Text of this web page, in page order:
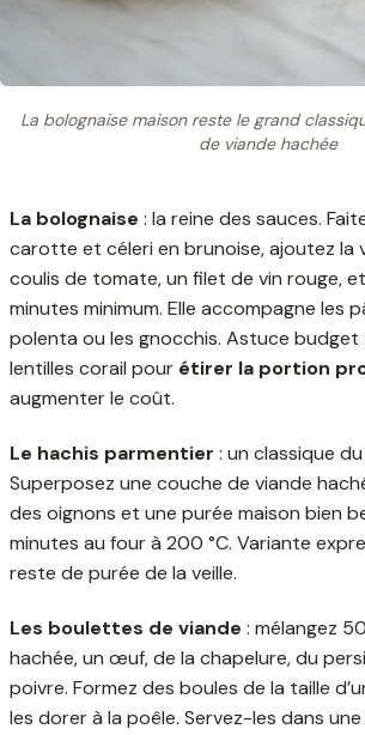
La bolognaise maison reste le grand
de viande hachée
La bolognaise : la reine des sauces.
carotte et céleri en brunoise, ajoutez la
coulis de tomate, un filet de vin rouge,
minutes minimum. Elle accompagne les
polenta ou les gnocchis. Astuce budget
lentilles corail pour étirer la portion
augmenter le coût.
Le hachis parmentier : un classique
Superposez une couche de viande
des oignons et une purée maison bien
minutes au four à 200 °C. Variante
reste de purée de la veille.
Les boulettes de viande : mélangez
hachée, un œuf, de la chapelure, du
poivre. Formez des boules de la taille
les dorer à la poêle. Servez-les dans